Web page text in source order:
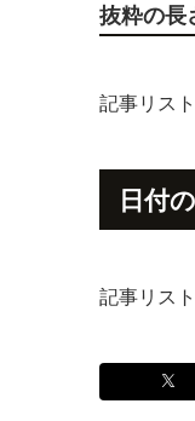
抜粋の長
記事リス
日付
記事リス